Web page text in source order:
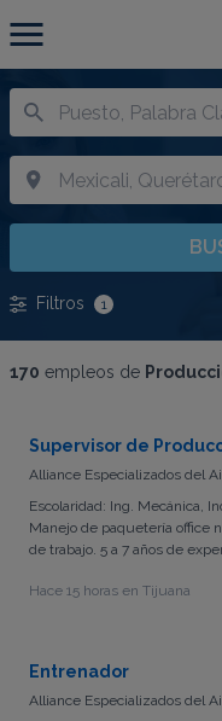
Filtros 1
170 empleos de
Supervisor de
Alliance Especializados del
Escolaridad: Ing. Mecánica,
Manejo de paquetería office
de trabajo. 5 a 7 años de
Hace 15 horas en Tijuana
Entrenador
Alliance Especializados del